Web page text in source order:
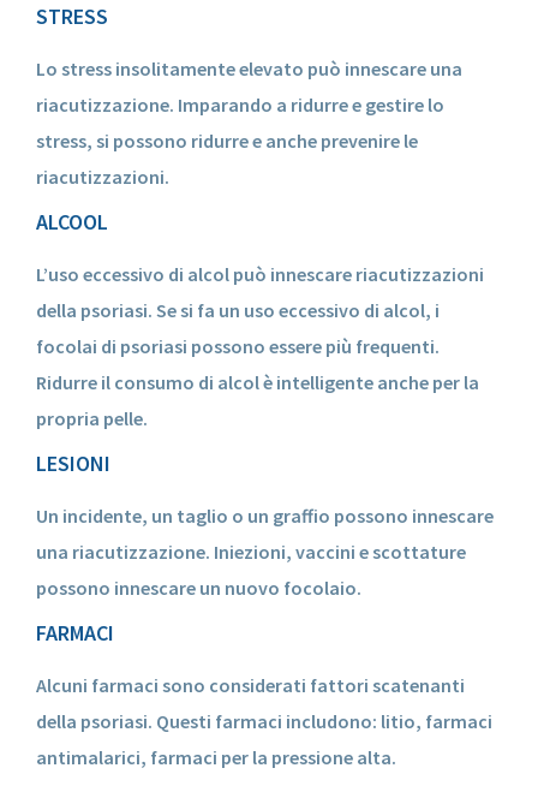
STRESS
Lo stress insolitamente elevato può innescare una
riacutizzazione. Imparando a ridurre e gestire lo
stress, si possono ridurre e anche prevenire le
riacutizzazioni.
ALCOOL
L’uso eccessivo di alcol può innescare riacutizzazioni
della psoriasi. Se si fa un uso eccessivo di alcol, i
focolai di psoriasi possono essere più frequenti.
Ridurre il consumo di alcol è intelligente anche per la
propria pelle.
LESIONI
Un incidente, un taglio o un graffio possono innescare
una riacutizzazione. Iniezioni, vaccini e scottature
possono innescare un nuovo focolaio.
FARMACI
Alcuni farmaci sono considerati fattori scatenanti
della psoriasi. Questi farmaci includono: litio, farmaci
antimalarici, farmaci per la pressione alta.